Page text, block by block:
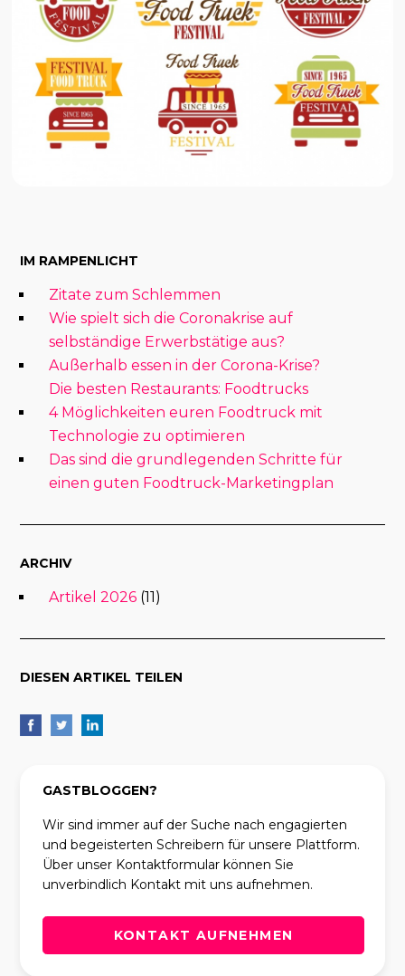
IM RAMPENLICHT
Zitate zum Schlemmen
Wie spielt sich die Coronakrise auf
selbständige Erwerbstätige aus?
Außerhalb essen in der Corona-Krise?
Die besten Restaurants: Foodtrucks
4 Möglichkeiten euren Foodtruck mit
Technologie zu optimieren
Das sind die grundlegenden Schritte für
einen guten Foodtruck-Marketingplan
ARCHIV
Artikel 2026 (11)
DIESEN ARTIKEL TEILEN
GASTBLOGGEN?
Wir sind immer auf der Suche nach engagierten
und begeisterten Schreibern für unsere Plattform.
Über unser Kontaktformular können Sie
unverbindlich Kontakt mit uns aufnehmen.
KONTAKT AUFNEHMEN